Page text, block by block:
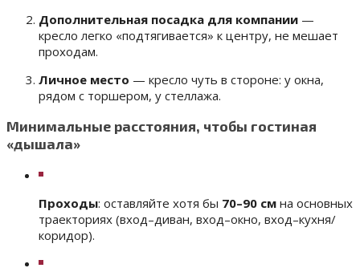
Дополнительная посадка для компании —
кресло легко «подтягивается» к центру, не мешает
проходам.
Личное место — кресло чуть в стороне: у окна,
рядом с торшером, у стеллажа.
Минимальные расстояния, чтобы гостиная
«дышала»
Проходы: оставляйте хотя бы 70–90 см на основных
траекториях (вход–диван, вход–окно, вход–кухня/
коридор).